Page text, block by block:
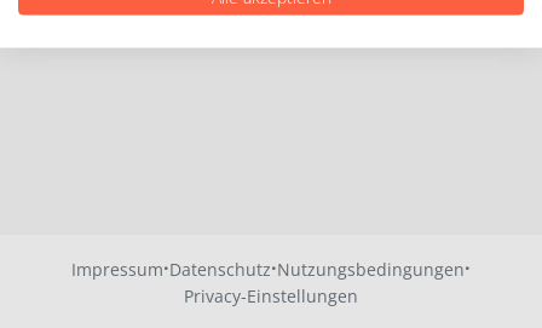
Impressum·Datenschutz·Nutzungsbedingungen·
Privacy-Einstellungen